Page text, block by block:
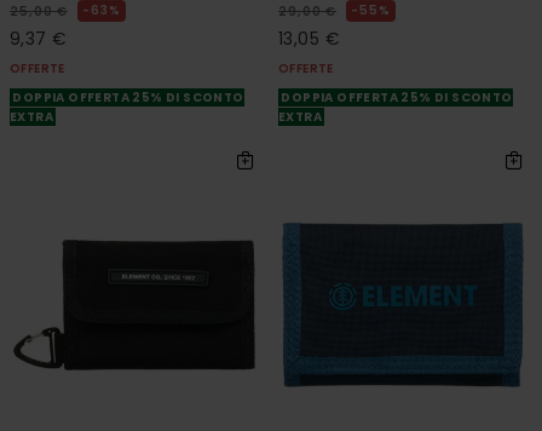
25,00 € 63%
9,37 €
OFFERTE
DOPPIA OFFERTA 25% DI SCONTO
EXTRA
29,00 € 55%
13,05 €
OFFERTE
DOPPIA OFFERTA 25% DI SCONTO
EXTRA